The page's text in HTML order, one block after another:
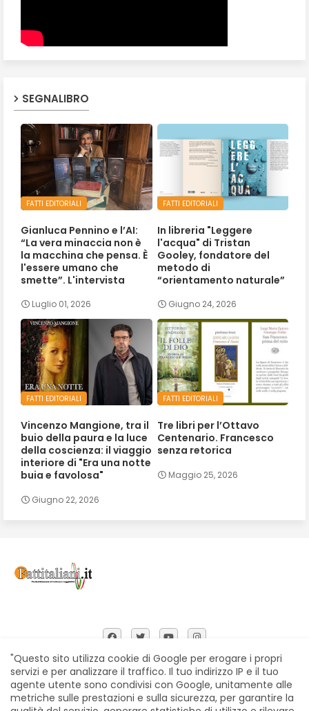
SEGNALIBRO
FATTI EDITORIALI
Gianluca Pennino e l’AI:
“La vera minaccia non è
la macchina che pensa. È
l'essere umano che
smette”. L'intervista
Luglio 01, 2026
FATTI EDITORIALI
In libreria "Leggere
l'acqua" di Tristan
Gooley, fondatore del
metodo di
“orientamento naturale”
Giugno 24, 2026
FATTI EDITORIALI
Vincenzo Mangione, tra il
buio della paura e la luce
della coscienza: il viaggio
interiore di "Era una notte
buia e favolosa"
Giugno 22, 2026
FATTI EDITORIALI
Tre libri per l’Ottavo
Centenario. Francesco
senza retorica
Maggio 25, 2026
Home Chi siamo Contatti
Privacy Policy
Segnalazioni
"Questo sito utilizza cookie di Google per erogare i propri
servizi e per analizzare il traffico. Il tuo indirizzo IP e il tuo
agente utente sono condivisi con Google, unitamente alle
metriche sulle prestazioni e sulla sicurezza, per garantire la